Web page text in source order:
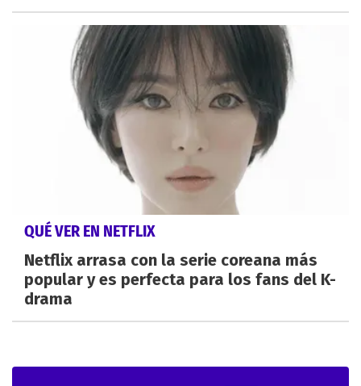
QUÉ VER EN NETFLIX
Netflix arrasa con la serie coreana más
popular y es perfecta para los fans del K-
drama